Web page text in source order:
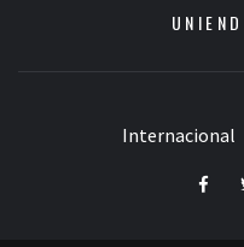
Internacional